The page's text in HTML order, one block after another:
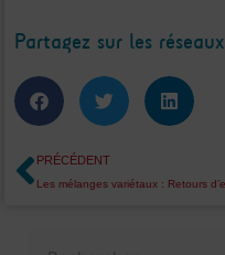
Partagez sur les réseaux
Précédent
PRÉCÉDENT